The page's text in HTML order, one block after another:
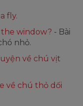
fly.
window? - Bài
nhỏ.
về chú vịt
về chú thỏ dối